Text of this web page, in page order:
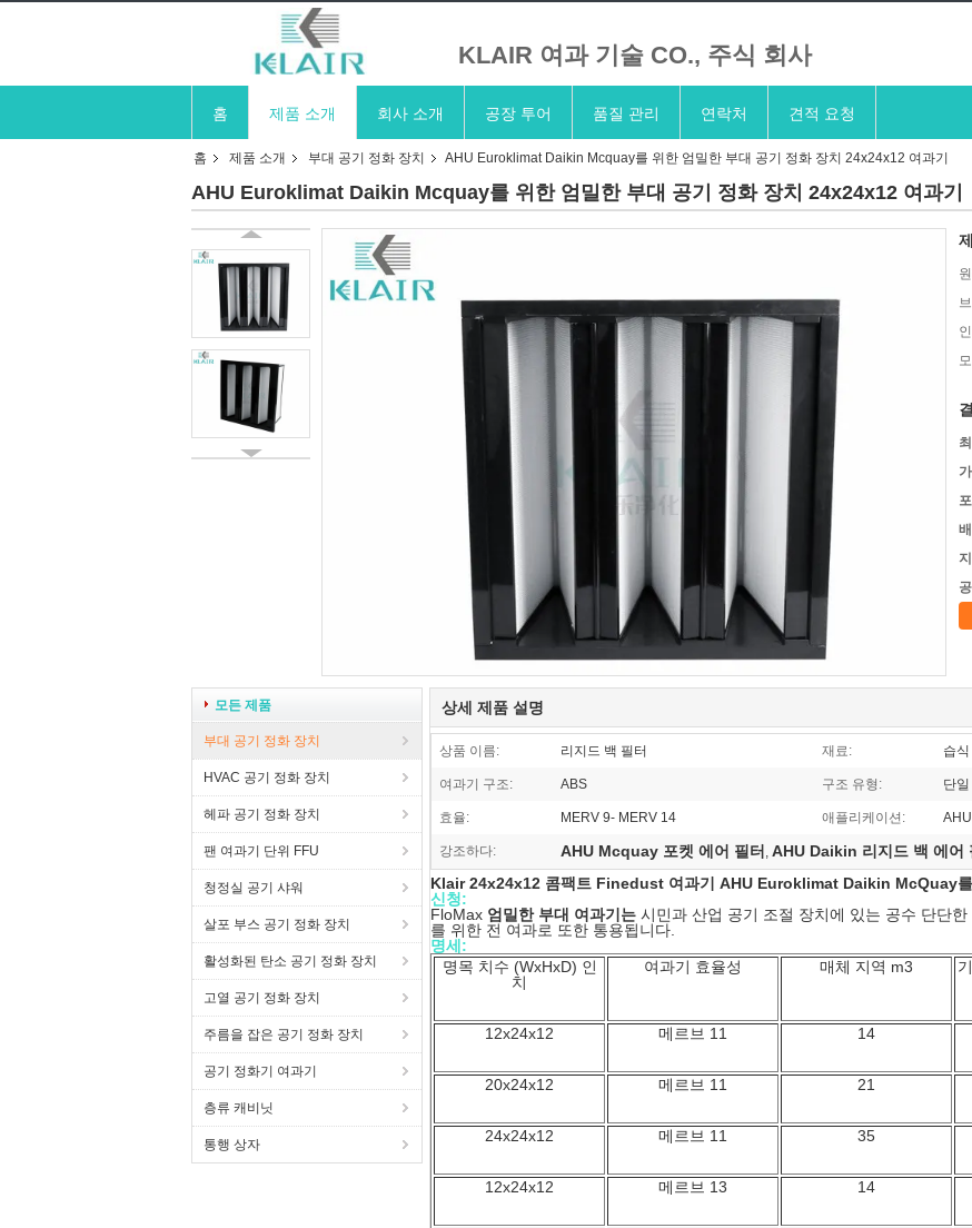
KLAIR 여과 기술 CO., 주식 회사
홈 제품 소개 회사 소개 공장 투어 품질 관리 연락처 견적 요청
홈 제품 소개 부대 공기 정화 장치 AHU Euroklimat Daikin Mcquay를 위한 엄밀한 부대 공기 정화 장치 24x24x12 여과기
AHU Euroklimat Daikin Mcquay를 위한 엄밀한 부대 공기 정화 장치 24x24x12 여과기
모든 제품
부대 공기 정화 장치
HVAC 공기 정화 장치
헤파 공기 정화 장치
팬 여과기 단위 FFU
청정실 공기 샤워
살포 부스 공기 정화 장치
활성화된 탄소 공기 정화 장치
고열 공기 정화 장치
주름을 잡은 공기 정화 장치
공기 정화기 여과기
층류 캐비닛
통행 상자
상세 제품 설명
상품 이름: 리지드 백 필터 재료: 습
여과기 구조: ABS 구조 유형: 단일
효율: MERV 9- MERV 14 애플리케이션:
강조하다: AHU Mcquay 포켓 에어 필터 , AHU Daikin 리지드 백 에어
Klair 24x24x12 콤팩트 Finedust 여과기 AHU Euroklimat Daikin McQuay를
신청:
FloMax 엄밀한 부대 여과기는 시민과 산업 공기 조절 장치에 있는 공수 단단
를 위한 전 여과로 또한 통용됩니다.
명세:
명목 치수 (WxHxD) 인
치
여과기 효율성 매체 지역 m3
12x24x12 메르브 11 14
20x24x12 메르브 11 21
24x24x12 메르브 11 35
12x24x12 메르브 13 14